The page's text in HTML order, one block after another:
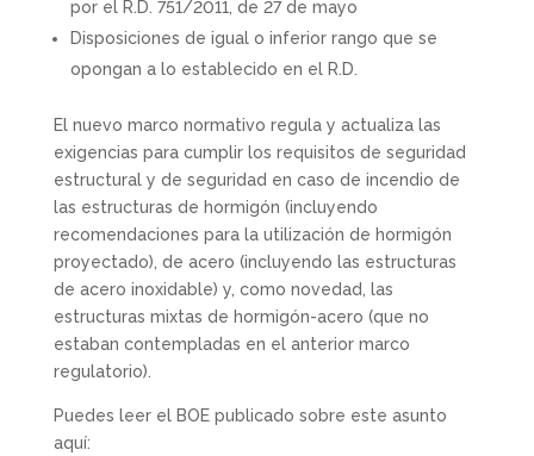
por el R.D. 751/2011, de 27 de mayo
Disposiciones de igual o inferior rango que se
opongan a lo establecido en el R.D.
El nuevo marco normativo regula y actualiza las
exigencias para cumplir los requisitos de seguridad
estructural y de seguridad en caso de incendio de
las estructuras de hormigón (incluyendo
recomendaciones para la utilización de hormigón
proyectado), de acero (incluyendo las estructuras
de acero inoxidable) y, como novedad, las
estructuras mixtas de hormigón-acero (que no
estaban contempladas en el anterior marco
regulatorio).
Puedes leer el BOE publicado sobre este asunto
aquí: